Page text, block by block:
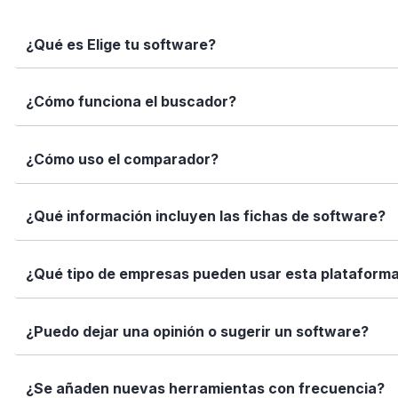
¿Qué es Elige tu software?
Elige tu software es una plataforma independiente que
informadas con datos reales, fichas completas y
¿Cómo funciona el buscador?
Simplemente escribe el nombre del software, una
encajan con tus necesidades.
¿Cómo uso el comparador?
Marca los softwares que te interesan y haz clic en
Así puedes ver de forma rápida cuál se adapta mejor a tu
¿Qué información incluyen las fichas de software?
Cada ficha incluye una descripción detallada, funciones
valoraciones de usuarios. Queremos que tengas toda la
¿Qué tipo de empresas pueden usar esta
Elige tu software está diseñado para todo tipo de
tamaño de tu equipo, presupuesto o sector.
¿Puedo dejar una opinión o sugerir un software?
Sí. Si quieres valorar un software que ya usas o sugerir
¿Se añaden nuevas herramientas con frecuencia?